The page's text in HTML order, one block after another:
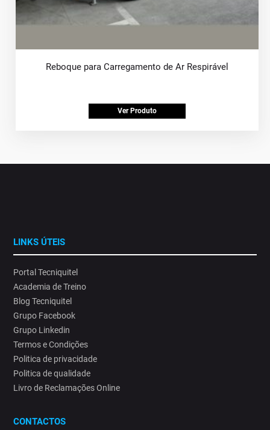
Reboque para Carregamento de Ar Respirável
Ver Produto
LINKS ÚTEIS
Portal Tecniquitel
Academia de Treino
Blog Tecniquitel
Grupo Facebook
Grupo Linkedin
Termos e Condições
Politica de privacidade
Politica de qualidade
Livro de Reclamações Online
CONTACTOS